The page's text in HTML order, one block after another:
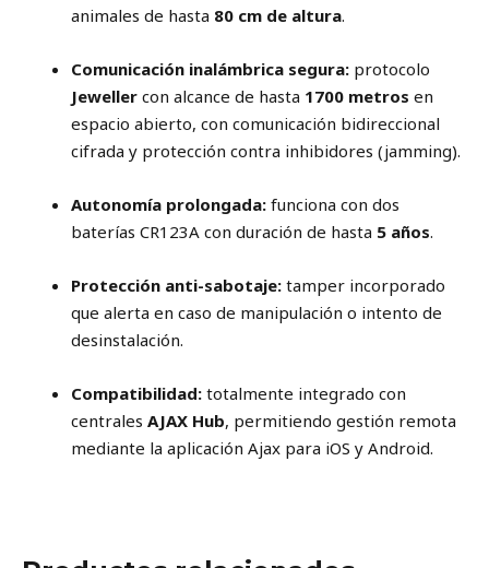
animales de hasta 80 cm de altura.
Comunicación inalámbrica segura: protocolo
Jeweller con alcance de hasta 1700 metros en
espacio abierto, con comunicación bidireccional
cifrada y protección contra inhibidores (jamming).
Autonomía prolongada: funciona con dos
baterías CR123A con duración de hasta 5 años.
Protección anti-sabotaje: tamper incorporado
que alerta en caso de manipulación o intento de
desinstalación.
Compatibilidad: totalmente integrado con
centrales AJAX Hub, permitiendo gestión remota
mediante la aplicación Ajax para iOS y Android.